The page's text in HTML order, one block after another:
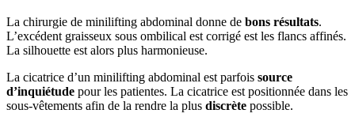
La chirurgie de minilifting abdominal donne de bons résultats.
L’excédent graisseux sous ombilical est corrigé est les flancs affinés.
La silhouette est alors plus harmonieuse.
La cicatrice d’un minilifting abdominal est parfois source
d’inquiétude pour les patientes. La cicatrice est positionnée dans les
sous-vêtements afin de la rendre la plus discrète possible.